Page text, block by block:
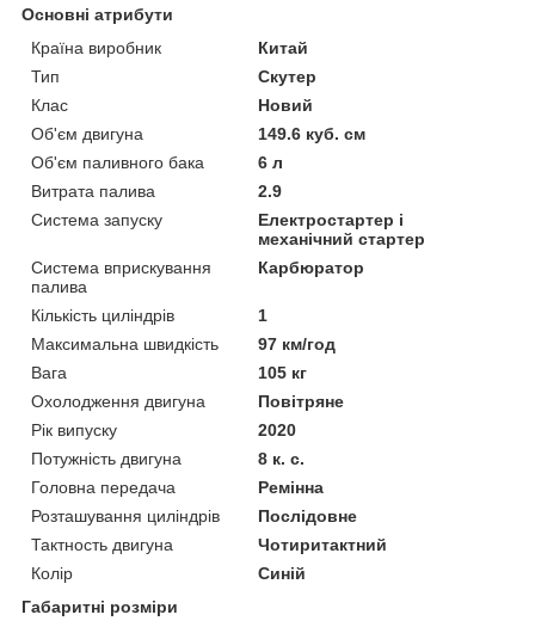
Основні атрибути
Країна виробник
Китай
Тип
Скутер
Клас
Новий
Об'єм двигуна
149.6 куб. см
Об'єм паливного бака
6 л
Витрата палива
2.9
Система запуску
Електростартер і
механічний стартер
Система вприскування
палива
Карбюратор
Кількість циліндрів
1
Максимальна швидкість
97 км/год
Вага
105 кг
Охолодження двигуна
Повітряне
Рік випуску
2020
Потужність двигуна
8 к. с.
Головна передача
Ремінна
Розташування циліндрів
Послідовне
Тактность двигуна
Чотиритактний
Колір
Синій
Габаритні розміри